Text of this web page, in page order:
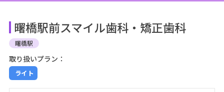
曙橋駅前スマイル歯科・矯正歯科
曙橋駅
取り扱いプラン：
ライト